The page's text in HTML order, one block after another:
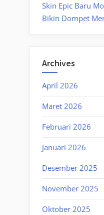
Skin Epic Baru
Bikin Dompet
Archives
April 2026
Maret 2026
Februari 2026
Januari 2026
Desember 2025
November 2025
Oktober 2025